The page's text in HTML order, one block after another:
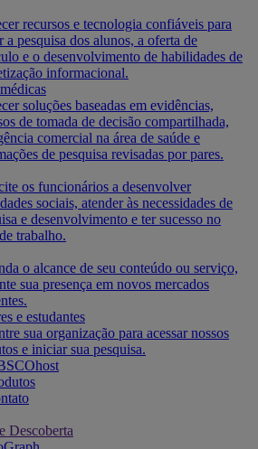
recursos e tecnologia confiáveis para
a pesquisa dos alunos, a oferta de
e o desenvolvimento de habilidades de
informacional.
soluções baseadas em evidências,
de tomada de decisão compartilhada,
comercial na área de saúde e
de pesquisa revisadas por pares.
os funcionários a desenvolver
sociais, atender às necessidades de
e desenvolvimento e ter sucesso no
trabalho.
o alcance de seu conteúdo ou serviço,
sua presença em novos mercados
e estudantes
sua organização para acessar nossos
e iniciar sua pesquisa.
Descoberta